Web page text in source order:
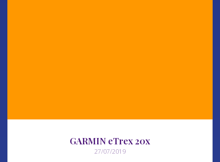
GARMIN eTrex 20x
27/07/2019